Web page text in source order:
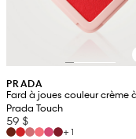
PRADA
Fard à joues couleur crème
Prada Touch
59 $
+1